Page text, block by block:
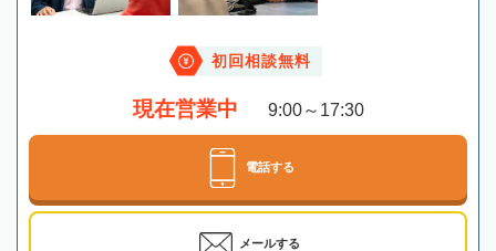
初回相談無料
現在営業中 9:00～17:30
電話する
メールする